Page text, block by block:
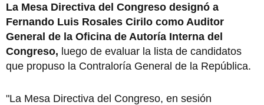
La Mesa Directiva del Congreso designó a
Fernando Luis Rosales Cirilo como Auditor
General de la Oficina de Autoría Interna del
Congreso, luego de evaluar la lista de candidatos
que propuso la Contraloría General de la República.
"La Mesa Directiva del Congreso, en sesión